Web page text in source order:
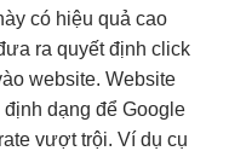
có hiệu quả cao
ra quyết định click
website. Website
dạng để Google
vượt trội. Ví dụ cụ